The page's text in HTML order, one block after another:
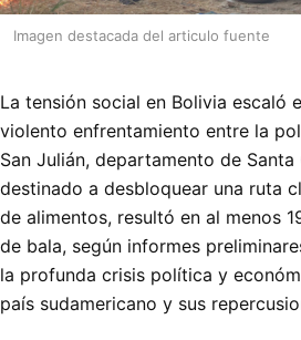
Imagen destacada del articulo fuente
La tensión social en Bolivia escaló
violento enfrentamiento entre la
San Julián, departamento de
destinado a desbloquear una ruta
de alimentos, resultó en al menos
de bala, según informes
la profunda crisis política y
país sudamericano y sus